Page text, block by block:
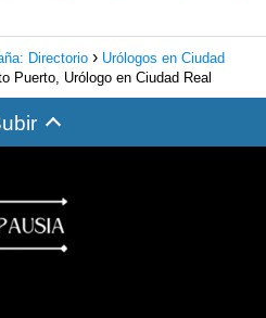
Directorio
Urólogos en Ciudad
Puerto, Urólogo en Ciudad Real